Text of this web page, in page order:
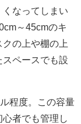
なってしまい
～45cmのキ
の上や棚の上
ペースでも設
程度。この容量
者でも管理し